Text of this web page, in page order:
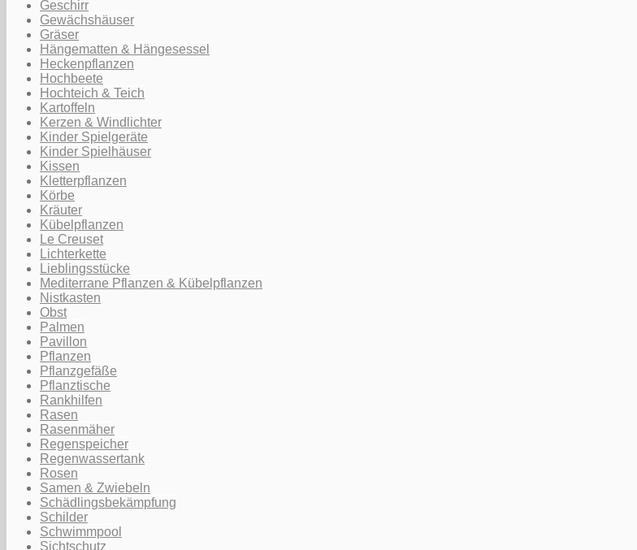
Geschirr
Gewächshäuser
Gräser
Hängematten & Hängesessel
Heckenpflanzen
Hochbeete
Hochteich & Teich
Kartoffeln
Kerzen & Windlichter
Kinder Spielgeräte
Kinder Spielhäuser
Kissen
Kletterpflanzen
Körbe
Kräuter
Kübelpflanzen
Le Creuset
Lichterkette
Lieblingsstücke
Mediterrane Pflanzen & Kübelpflanzen
Nistkasten
Obst
Palmen
Pavillon
Pflanzen
Pflanzgefäße
Pflanztische
Rankhilfen
Rasen
Rasenmäher
Regenspeicher
Regenwassertank
Rosen
Samen & Zwiebeln
Schädlingsbekämpfung
Schilder
Schwimmpool
Sichtschutz